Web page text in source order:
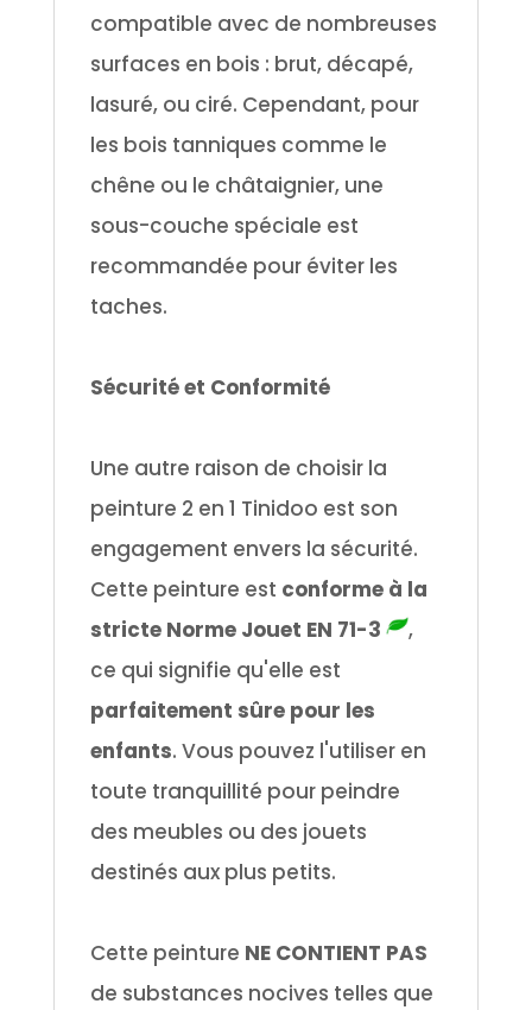
compatible avec de nombreuses
surfaces en bois : brut, décapé,
lasuré, ou ciré. Cependant, pour
les bois tanniques comme le
chêne ou le châtaignier, une
sous-couche spéciale est
recommandée pour éviter les
taches.
Sécurité et Conformité
Une autre raison de choisir la
peinture 2 en 1 Tinidoo est son
engagement envers la sécurité.
Cette peinture est conforme à la
stricte Norme Jouet EN 71-3
,
ce qui signifie qu'elle est
parfaitement sûre pour les
enfants. Vous pouvez l'utiliser en
toute tranquillité pour peindre
des meubles ou des jouets
destinés aux plus petits.
Cette peinture NE CONTIENT PAS
de substances nocives telles que